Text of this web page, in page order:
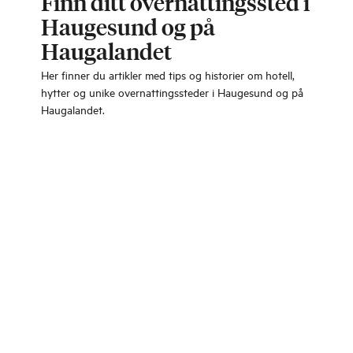
Haugesund og på
Haugalandet
Her finner du artikler med tips og historier om hotell,
hytter og unike overnattingssteder i Haugesund og på
Haugalandet.